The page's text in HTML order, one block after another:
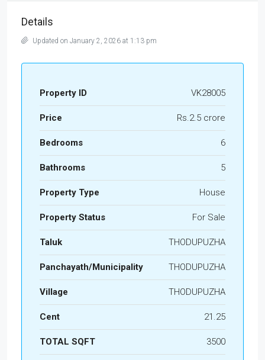
Details
Updated on January 2, 2026 at 1:13 pm
Property ID VK28005
Price Rs.2.5 crore
Bedrooms 6
Bathrooms 5
Property Type House
Property Status For Sale
Taluk THODUPUZHA
Panchayath/Municipality THODUPUZHA
Village THODUPUZHA
Cent 21.25
TOTAL SQFT 3500